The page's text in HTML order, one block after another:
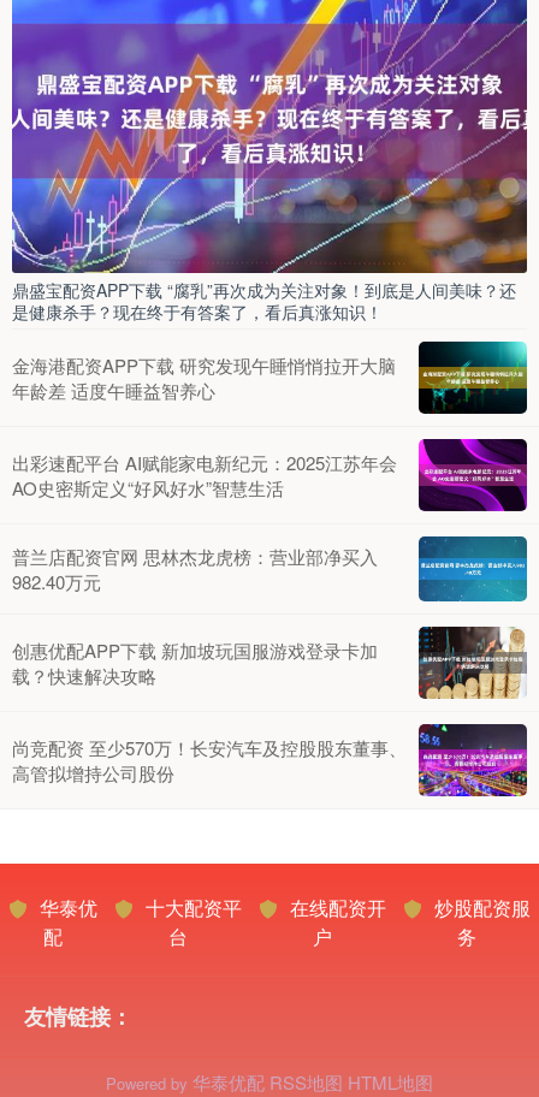
鼎盛宝配资APP下载 “腐乳”再次成为关注对象！到底是人间美味？还
是健康杀手？现在终于有答案了，看后真涨知识！
金海港配资APP下载 研究发现午睡悄悄拉开大脑
年龄差 适度午睡益智养心
出彩速配平台 AI赋能家电新纪元：2025江苏年会
AO史密斯定义“好风好水”智慧生活
普兰店配资官网 思林杰龙虎榜：营业部净买入
982.40万元
创惠优配APP下载 新加坡玩国服游戏登录卡加
载？快速解决攻略
尚竞配资 至少570万！长安汽车及控股股东董事、
高管拟增持公司股份
华泰优
配
十大配资平
台
在线配资开
户
炒股配资服
务
友情链接：
Powered by 华泰优配 RSS地图 HTML地图